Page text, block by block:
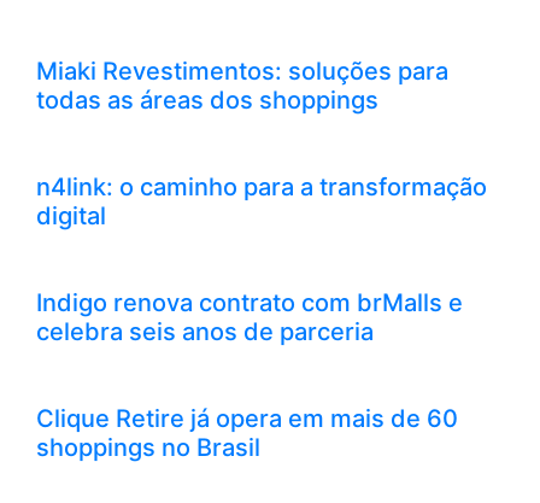
Miaki Revestimentos: soluções para
todas as áreas dos shoppings
n4link: o caminho para a transformação
digital
Indigo renova contrato com brMalls e
celebra seis anos de parceria
Clique Retire já opera em mais de 60
shoppings no Brasil